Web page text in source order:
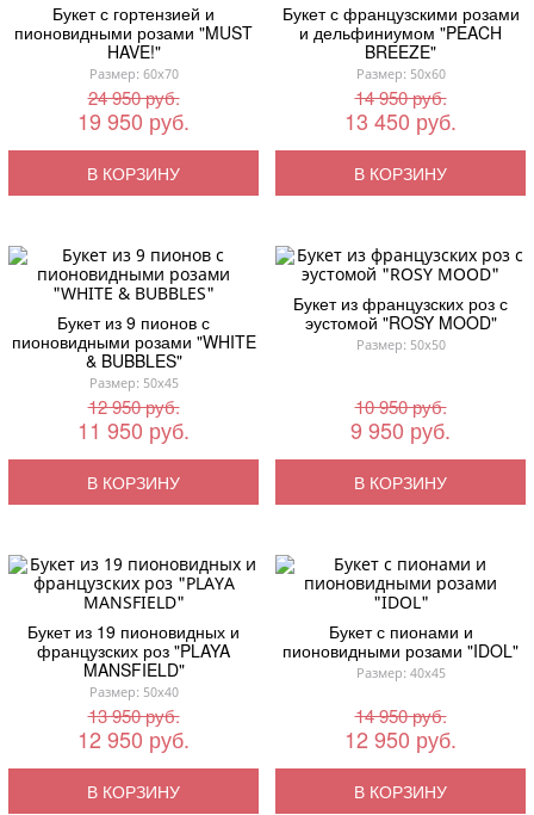
Букет с гортензией и
пионовидными розами "MUST
HAVE!"
Размер: 60x70
24 950 руб.
19 950 руб.
В КОРЗИНУ
Букет с французскими розами
и дельфиниумом "PEACH
BREEZE"
Размер: 50x60
14 950 руб.
13 450 руб.
В КОРЗИНУ
Букет из 9 пионов с
пионовидными розами "WHITE
& BUBBLES"
Размер: 50x45
12 950 руб.
11 950 руб.
В КОРЗИНУ
Букет из французских роз с
эустомой "ROSY MOOD"
Размер: 50x50
10 950 руб.
9 950 руб.
В КОРЗИНУ
Букет из 19 пионовидных и
французских роз "PLAYA
MANSFIELD"
Размер: 50x40
13 950 руб.
12 950 руб.
В КОРЗИНУ
Букет с пионами и
пионовидными розами "IDOL"
Размер: 40x45
14 950 руб.
12 950 руб.
В КОРЗИНУ